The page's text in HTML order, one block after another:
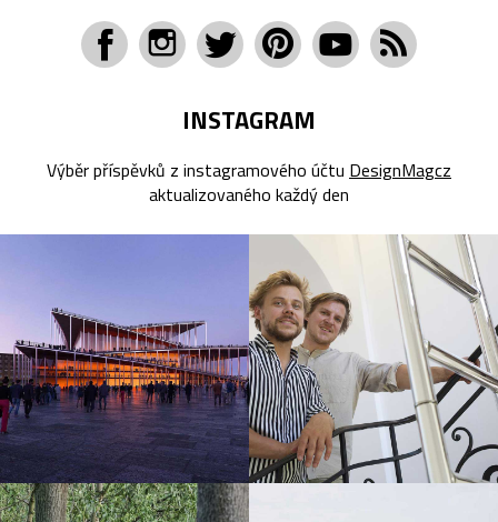
INSTAGRAM
Výběr příspěvků z instagramového účtu DesignMagcz
aktualizovaného každý den